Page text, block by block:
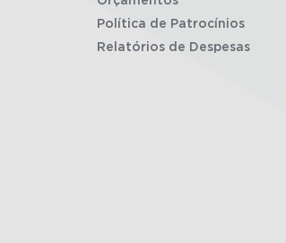
Política de Patrocínios
Relatórios de Despesas